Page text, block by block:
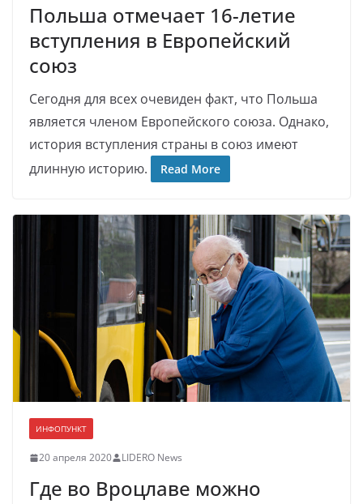
Польша отмечает 16-летие
вступления в Европейский
союз
Сегодня для всех очевиден факт, что Польша
является членом Европейского союза. Однако,
история вступления страны в союз имеют
длинную историю.
Read More
ИНФОПУНКТ
20 апреля 2020 LIDERO News
Где во Вроцлаве можно